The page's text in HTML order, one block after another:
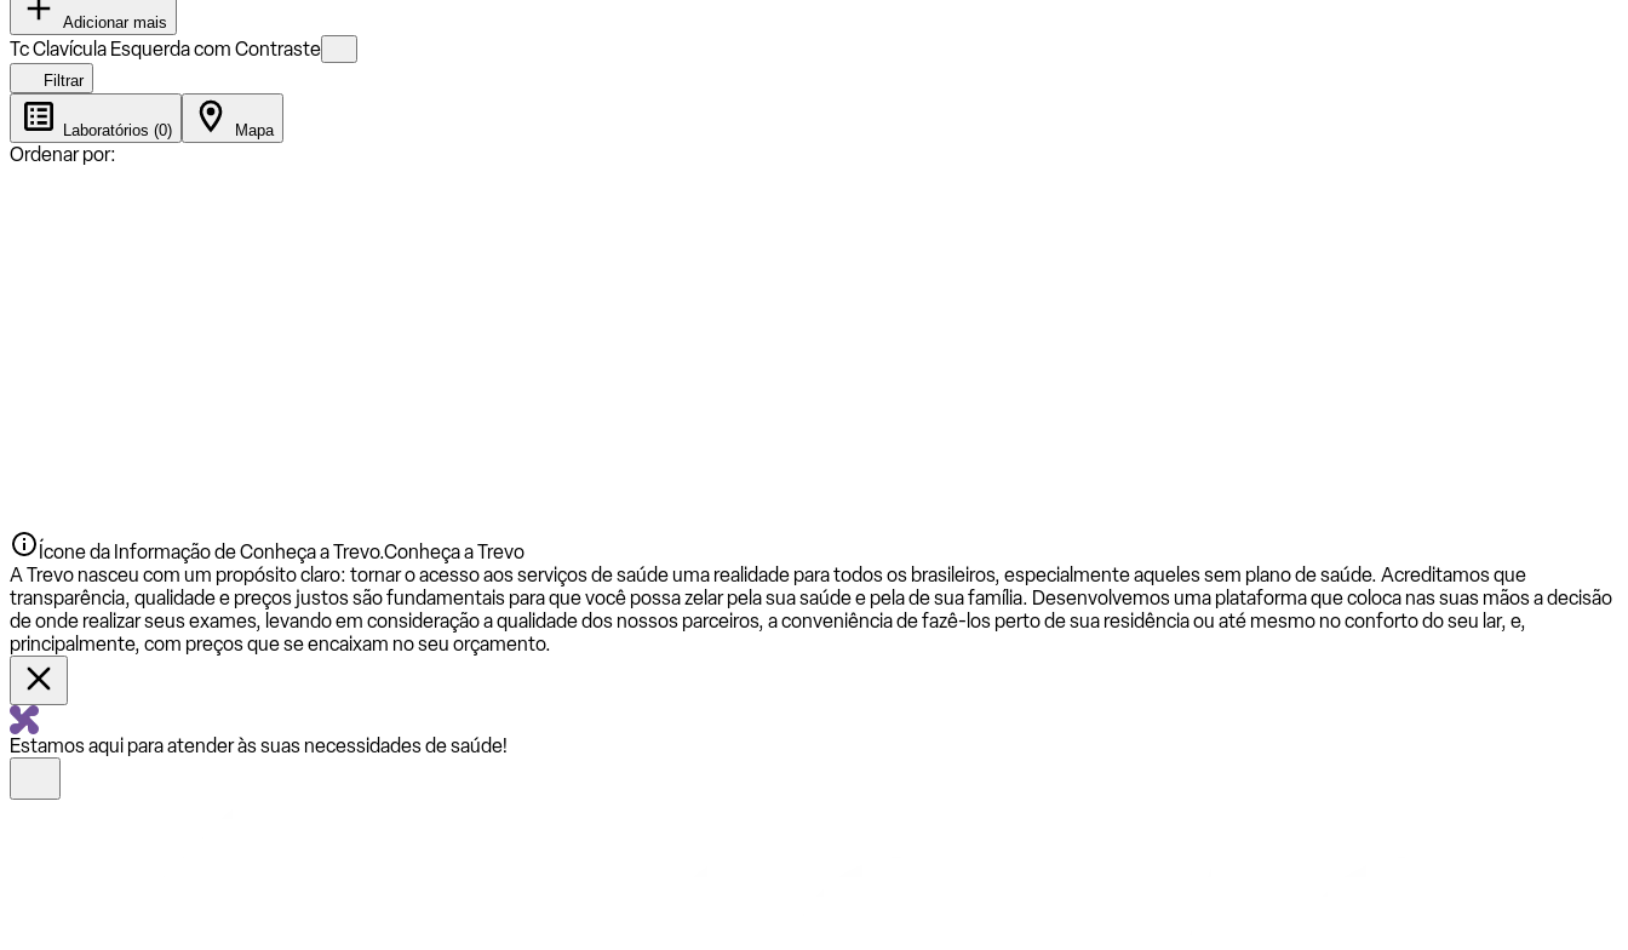
Adicionar mais
Tc Clavícula Esquerda com Contraste
Filtrar
Laboratórios (0) Mapa
Ordenar por:
Ícone da Informação de Conheça a Trevo.Conheça a Trevo
A Trevo nasceu com um propósito claro: tornar o acesso aos serviços de saúde uma realidade para todos os brasileiros, especialmente aqueles sem plano de saúde. Acreditamos que
transparência, qualidade e preços justos são fundamentais para que você possa zelar pela sua saúde e pela de sua família. Desenvolvemos uma plataforma que coloca nas suas mãos a decisão
de onde realizar seus exames, levando em consideração a qualidade dos nossos parceiros, a conveniência de fazê-los perto de sua residência ou até mesmo no conforto do seu lar, e,
principalmente, com preços que se encaixam no seu orçamento.
Estamos aqui para atender às suas necessidades de saúde!